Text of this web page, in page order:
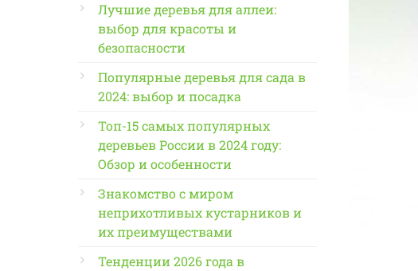
Лучшие деревья для аллеи:
выбор для красоты и
безопасности
Популярные деревья для сада в
2024: выбор и посадка
Топ-15 самых популярных
деревьев России в 2024 году:
Обзор и особенности
Знакомство с миром
неприхотливых кустарников и
их преимуществами
Тенденции 2026 года в